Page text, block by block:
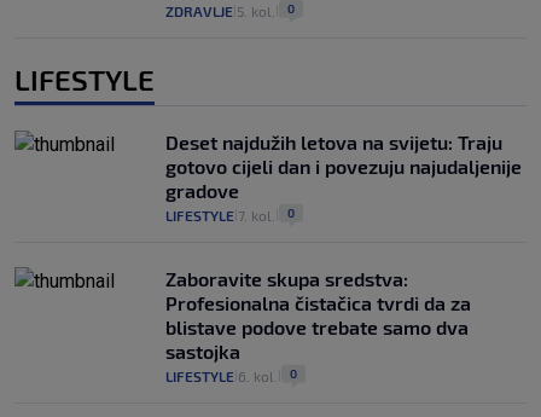
ZDRAVLJE 5. kol. 0
LIFESTYLE
Deset najdužih letova na svijetu: Traju
gotovo cijeli dan i povezuju najudaljenije
gradove
LIFESTYLE 7. kol. 0
Zaboravite skupa sredstva:
Profesionalna čistačica tvrdi da za
blistave podove trebate samo dva
sastojka
LIFESTYLE 6. kol. 0